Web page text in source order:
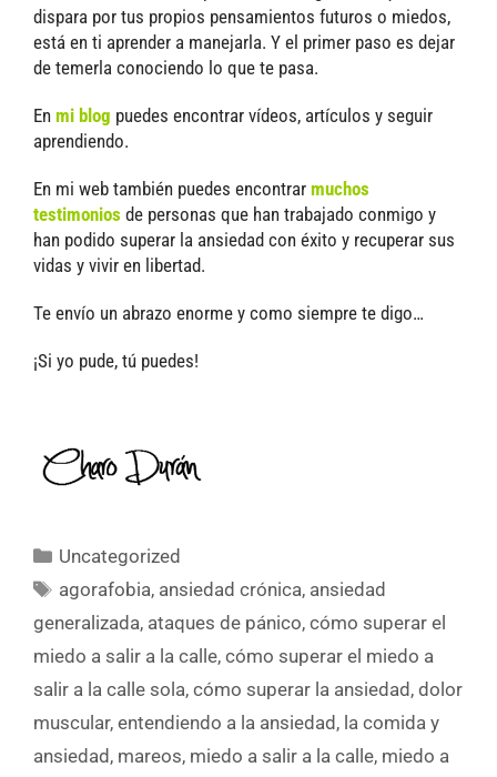
dispara por tus propios pensamientos futuros o miedos,
está en ti aprender a manejarla. Y el primer paso es dejar
de temerla conociendo lo que te pasa.
En mi blog puedes encontrar vídeos, artículos y seguir
aprendiendo.
En mi web también puedes encontrar muchos
testimonios de personas que han trabajado conmigo y
han podido superar la ansiedad con éxito y recuperar sus
vidas y vivir en libertad.
Te envío un abrazo enorme y como siempre te digo…
¡Si yo pude, tú puedes!
Uncategorized
agorafobia, ansiedad crónica, ansiedad
generalizada, ataques de pánico, cómo superar el
miedo a salir a la calle, cómo superar el miedo a
salir a la calle sola, cómo superar la ansiedad , dolor
muscular, entendiendo a la ansiedad , la comida y
ansiedad , mareos, miedo a salir a la calle, miedo a